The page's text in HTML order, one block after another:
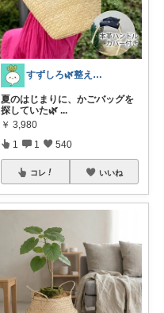
すずしろ🌿整えながら、ゆるく暮らす
夏のはじまりに、かごバッグを
探していた🌿 ...
￥ 3,980
1 1 540
コレ いいね